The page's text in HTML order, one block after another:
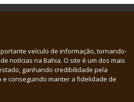
veículo de informação, tornando-
notícias na Bahia. O site é um dos mais
ganhando credibilidade pela
conseguindo manter a fidelidade de